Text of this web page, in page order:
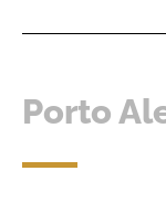
Porto